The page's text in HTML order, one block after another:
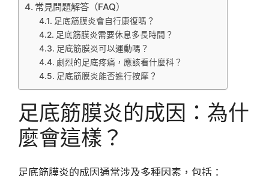
常見問題解答（FAQ）
足底筋膜炎會自行康復嗎？
足底筋膜炎需要休息多長時間？
足底筋膜炎可以運動嗎？
劇烈的足底疼痛，應該看什麼科？
足底筋膜炎能否進行按摩？
足底筋膜炎的成因：為什
麼會這樣？
足底筋膜炎的成因通常涉及多種因素，包括：